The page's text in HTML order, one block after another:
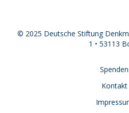
© 2025 Deutsche Stiftung
1 • 53113
Spenden
Kontakt